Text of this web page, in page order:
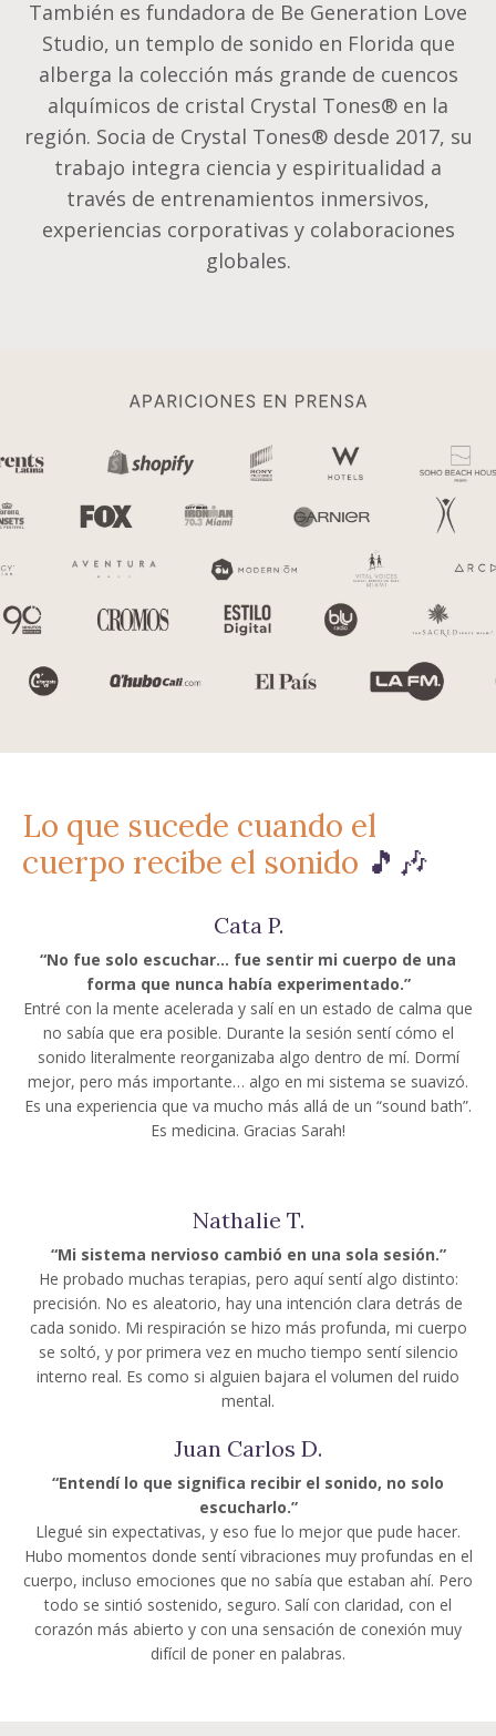
También es fundadora de Be Generation Love
Studio, un templo de sonido en Florida que
alberga la colección más grande de cuencos
alquímicos de cristal Crystal Tones® en la
región. Socia de Crystal Tones® desde 2017, su
trabajo integra ciencia y espiritualidad a
través de entrenamientos inmersivos,
experiencias corporativas y colaboraciones
globales.
Lo que sucede cuando el
cuerpo recibe el sonido 🎵 🎶
Cata P.
“No fue solo escuchar… fue sentir mi cuerpo de una
forma que nunca había experimentado.”
Entré con la mente acelerada y salí en un estado de calma que
no sabía que era posible. Durante la sesión sentí cómo el
sonido literalmente reorganizaba algo dentro de mí. Dormí
mejor, pero más importante… algo en mi sistema se suavizó.
Es una experiencia que va mucho más allá de un “sound bath”.
Es medicina. Gracias Sarah!
Nathalie T.
“Mi sistema nervioso cambió en una sola sesión.”
He probado muchas terapias, pero aquí sentí algo distinto:
precisión. No es aleatorio, hay una intención clara detrás de
cada sonido. Mi respiración se hizo más profunda, mi cuerpo
se soltó, y por primera vez en mucho tiempo sentí silencio
interno real. Es como si alguien bajara el volumen del ruido
mental.
Juan Carlos D.
“Entendí lo que significa recibir el sonido, no solo
escucharlo.”
Llegué sin expectativas, y eso fue lo mejor que pude hacer.
Hubo momentos donde sentí vibraciones muy profundas en el
cuerpo, incluso emociones que no sabía que estaban ahí. Pero
todo se sintió sostenido, seguro. Salí con claridad, con el
corazón más abierto y con una sensación de conexión muy
difícil de poner en palabras.